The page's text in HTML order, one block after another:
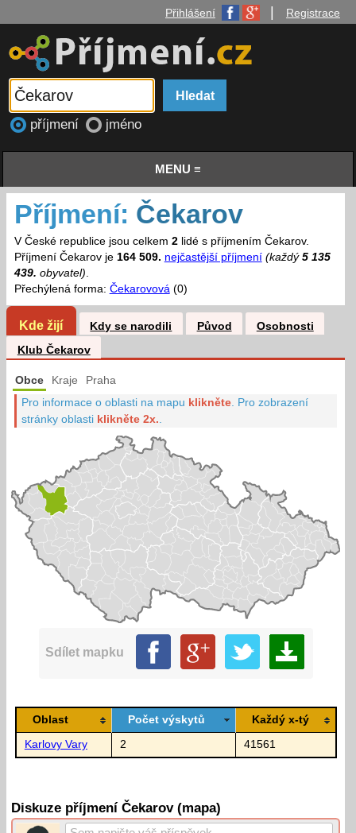
Přihlášení Registrace
příjmení jméno
MENU ≡
Příjmení: Čekarov
V České republice jsou celkem 2lidé s příjmením Čekarov.
Příjmení Čekarov je 164 509. nejčastější příjmení (každý 5 135
439. obyvatel).
Přechýlená forma: Čekarovová(0)
Kde žijí Kdy se narodili Původ
Osobnosti
Klub Čekarov
Obce Kraje Praha
Pro informace o oblasti na mapu klikněte Pro zobrazení
stránky oblasti klikněte 2x.
Sdílet mapku
Oblast Počet výskytů Každý x-tý
Karlovy Vary 2 41561
Diskuze příjmení Čekarov (mapa)